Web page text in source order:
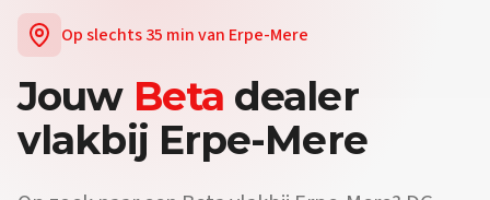
Op slechts35 minvan Erpe-Mere
Jouw Beta dealer
vlakbij Erpe-Mere